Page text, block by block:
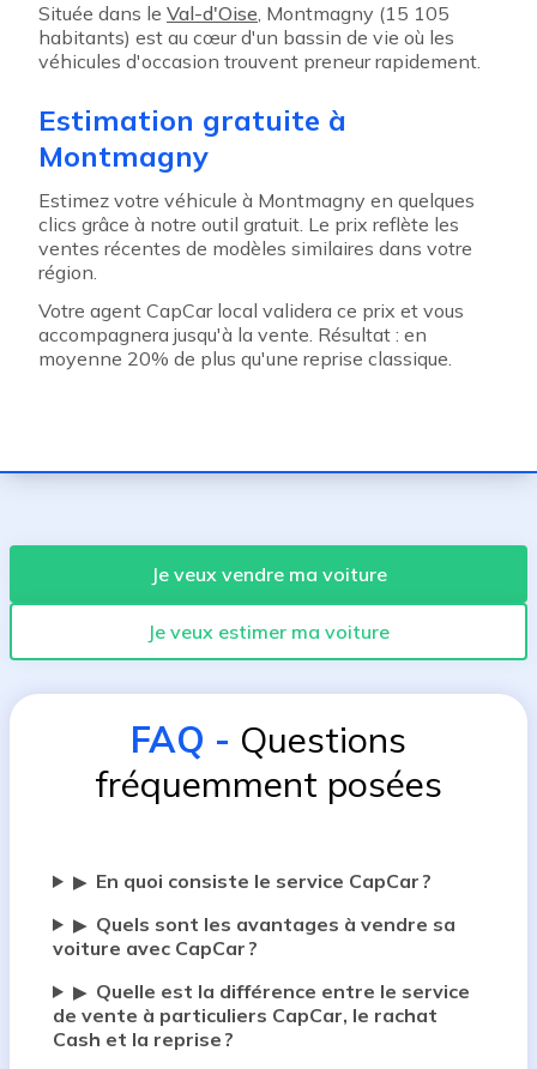
Située dans le Val-d'Oise, Montmagny (15 105
habitants) est au cœur d'un bassin de vie où les
véhicules d'occasion trouvent preneur rapidement.
Estimation gratuite à
Montmagny
Estimez votre véhicule à Montmagny en quelques
clics grâce à notre outil gratuit. Le prix reflète les
ventes récentes de modèles similaires dans votre
région.
Votre agent CapCar local validera ce prix et vous
accompagnera jusqu'à la vente. Résultat : en
moyenne 20% de plus qu'une reprise classique.
Je veux vendre ma voiture
Je veux estimer ma voiture
FAQ - Questions
fréquemment posées
▶ En quoi consiste le service CapCar ?
▶ Quels sont les avantages à vendre sa
voiture avec CapCar ?
▶ Quelle est la différence entre le service
de vente à particuliers CapCar, le rachat
Cash et la reprise ?